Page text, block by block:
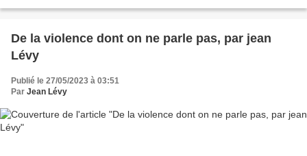
De la violence dont on ne parle pas, par jean
Lévy
Publié le 27/05/2023 à 03:51
Par Jean Lévy